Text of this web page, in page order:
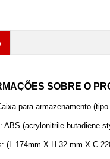
SOBRE O
para armazenamento
ABS (acrylonitrile butadiene
(L 174mm X H 32 mm X C